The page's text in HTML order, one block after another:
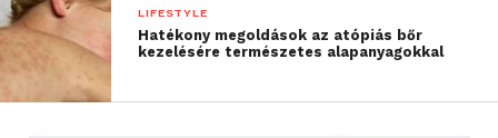
LIFESTYLE
Hatékony megoldások az atópiás bőr
kezelésére természetes alapanyagokkal